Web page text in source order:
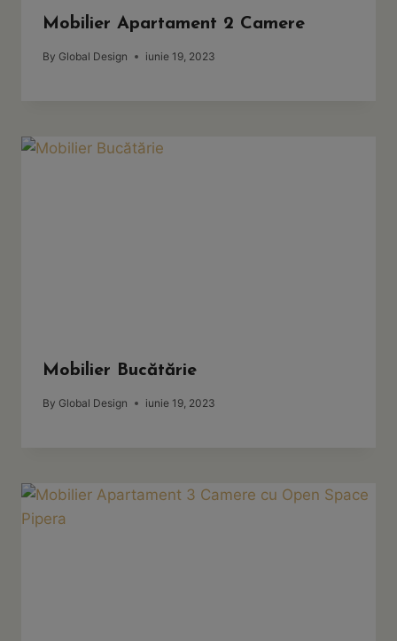
Mobilier Apartament 2 Camere
By Global Design iunie 19, 2023
Mobilier Bucătărie
By Global Design iunie 19, 2023